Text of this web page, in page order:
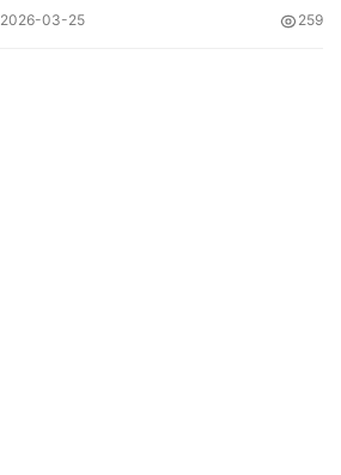
2026-03-25 259